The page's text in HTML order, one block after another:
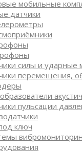
мобильные
датчики
силы и ударные
перемещения,
пульсации
ключ